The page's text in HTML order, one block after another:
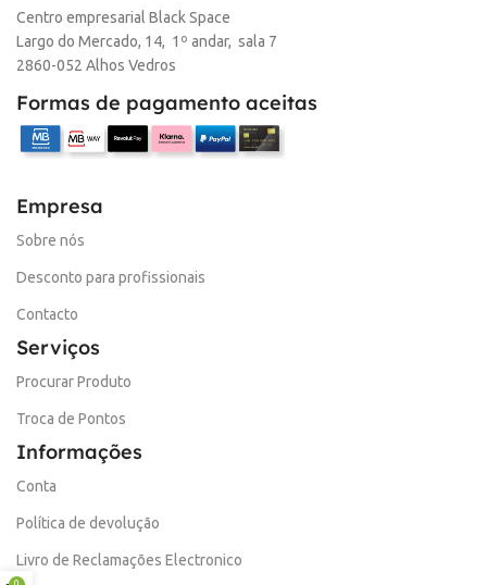
Centro empresarial Black Space
Largo do Mercado, 14, 1º andar, sala 7
2860-052 Alhos Vedros
Formas de pagamento aceitas
Empresa
Sobre nós
Desconto para profissionais
Contacto
Serviços
Procurar Produto
Troca de Pontos
Informações
Conta
Política de devolução
Livro de Reclamações Electronico